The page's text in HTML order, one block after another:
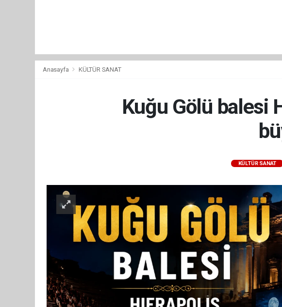
Anasayfa KÜLTÜR SANAT
Kuğu Gölü balesi
KÜLTÜR SANAT